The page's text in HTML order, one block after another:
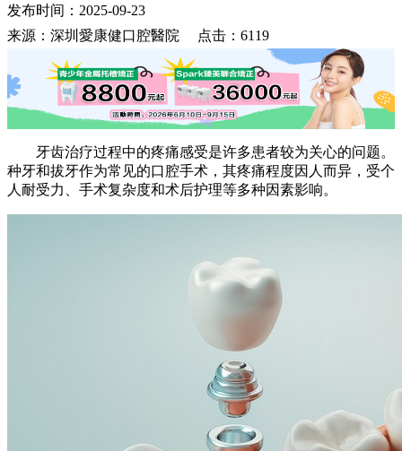
发布时间：2025-09-23
来源：深圳愛康健口腔醫院 点击：6119
牙齿治疗过程中的疼痛感受是许多患者较为关心的问题。
种牙和拔牙作为常见的口腔手术，其疼痛程度因人而异，受个
人耐受力、手术复杂度和术后护理等多种因素影响。